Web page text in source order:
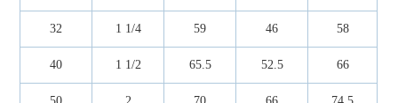
32 1 1/4 59 46 58
40 1 1/2 65.5 52.5 66